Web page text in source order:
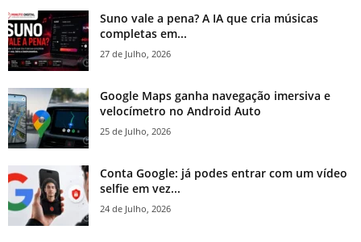
Suno vale a pena? A IA que cria músicas
completas em...
27 de Julho, 2026
Google Maps ganha navegação imersiva e
velocímetro no Android Auto
25 de Julho, 2026
Conta Google: já podes entrar com um vídeo
selfie em vez...
24 de Julho, 2026